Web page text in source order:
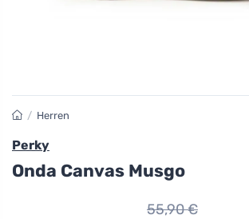
/ Herren
Perky
Onda Canvas Musgo
55,90 €